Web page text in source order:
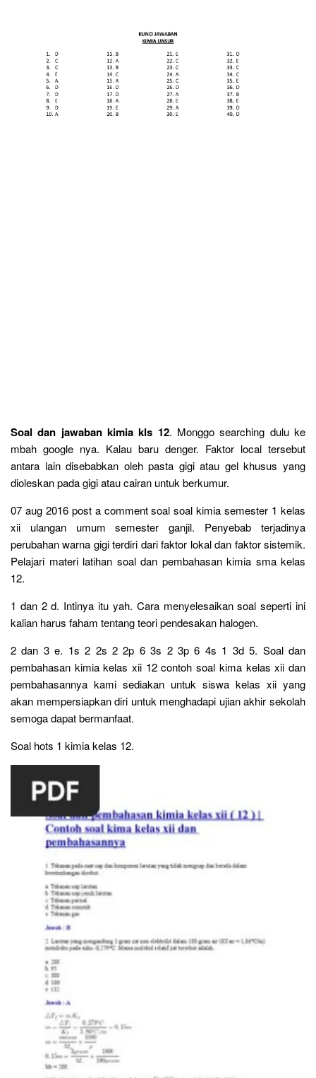
Soal dan jawaban kimia kls 12. Monggo searching dulu ke
mbah google nya. Kalau baru denger. Faktor local tersebut
antara lain disebabkan oleh pasta gigi atau gel khusus yang
dioleskan pada gigi atau cairan untuk berkumur.
07 aug 2016 post a comment soal soal kimia semester 1 kelas
xii ulangan umum semester ganjil. Penyebab terjadinya
perubahan warna gigi terdiri dari faktor lokal dan faktor sistemik.
Pelajari materi latihan soal dan pembahasan kimia sma kelas
12.
1 dan 2 d. Intinya itu yah. Cara menyelesaikan soal seperti ini
kalian harus faham tentang teori pendesakan halogen.
2 dan 3 e. 1s 2 2s 2 2p 6 3s 2 3p 6 4s 1 3d 5. Soal dan
pembahasan kimia kelas xii 12 contoh soal kima kelas xii dan
pembahasannya kami sediakan untuk siswa kelas xii yang
akan mempersiapkan diri untuk menghadapi ujian akhir sekolah
semoga dapat bermanfaat.
Soal hots 1 kimia kelas 12.